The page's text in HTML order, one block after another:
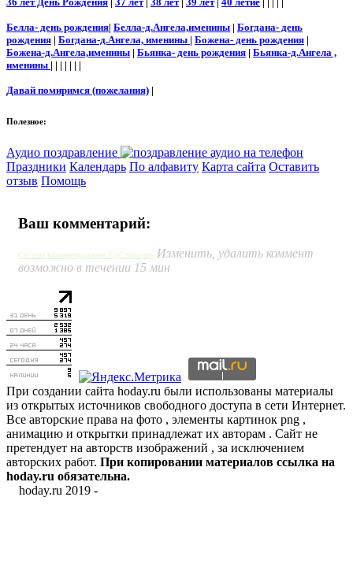
Белла- день рождения| Белла-д.Ангела,именины | Богдана- день
рождения | Богдана-д.Ангела, именины | Божена- день рождения |
Божена-д.Ангела,именины | Бьянка- день рождения | Бьянка-д.Ангела ,
именины | | | | | | |
Давай помиримся (пожелания) |
Полезное:
Аудио поздравление
Праздники Календарь По алфавиту Карта сайта Оставить
отзыв Помощь
Ваш комментарий:
Система комментирования SigComments Изменить, удалить коммент
возможно в течении 15 мин
При создании сайта hoday.ru были использованы материалы
из открытых источников свободного доступа в сети Интернет.
Все авторские права на фото , элементы картинок png ,
анимацию и открытки принадлежат их авторам . Сайт не
претендует на авторств изображений , за исключением
авторских работ. При копировании материалов ссылка на
hoday.ru обязательна.
hoday.ru 2019 -